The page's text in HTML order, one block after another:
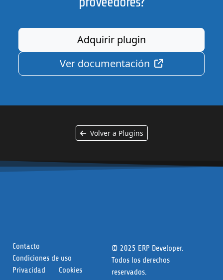
Adquirir plugin
Ver documentación
Volver a Plugins
Contacto
Condiciones de uso
Privacidad
Cookies
© 2025 ERP Developer.
Todos los derechos
reservados.